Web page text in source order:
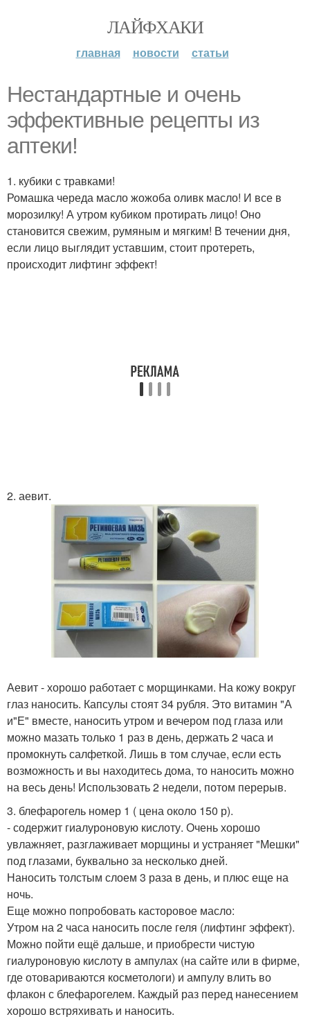
ЛАЙФХАКИ
главная новости статьи
Нестандартные и очень
эффективные рецепты из
аптеки!
1. кубики с травками!
Ромашка череда масло жожоба оливк масло! И все в
морозилку! А утром кубиком протирать лицо! Оно
становится свежим, румяным и мягким! В течении дня,
если лицо выглядит уставшим, стоит протереть,
происходит лифтинг эффект!
2. аевит.
Аевит - хорошо работает с морщинками. На кожу вокруг
глаз наносить. Капсулы стоят 34 рубля. Это витамин "А
и"Е" вместе, наносить утром и вечером под глаза или
можно мазать только 1 раз в день, держать 2 часа и
промокнуть салфеткой. Лишь в том случае, если есть
возможность и вы находитесь дома, то наносить можно
на весь день! Использовать 2 недели, потом перерыв.
3. блефарогель номер 1 ( цена около 150 р).
- содержит гиалуроновую кислоту. Очень хорошо
увлажняет, разглаживает морщины и устраняет "Мешки"
под глазами, буквально за несколько дней.
Наносить толстым слоем 3 раза в день, и плюс еще на
ночь.
Еще можно попробовать касторовое масло:
Утром на 2 часа наносить после геля (лифтинг эффект).
Можно пойти ещё дальше, и приобрести чистую
гиалуроновую кислоту в ампулах (на сайте или в фирме,
где отовариваются косметологи) и ампулу влить во
флакон с блефарогелем. Каждый раз перед нанесением
хорошо встряхивать и наносить.